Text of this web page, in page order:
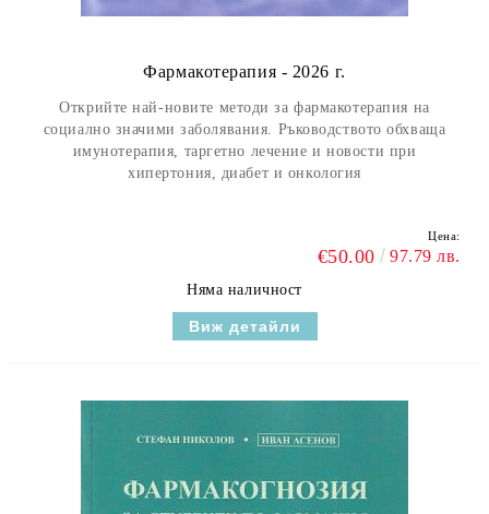
Фармакотерапия - 2026 г.
Открийте най-новите методи за фармакотерапия на
социално значими заболявания. Ръководството обхваща
имунотерапия, таргетно лечение и новости при
хипертония, диабет и онкология
Цена:
€50.00 97.79 лв.
Няма наличност
Виж детайли